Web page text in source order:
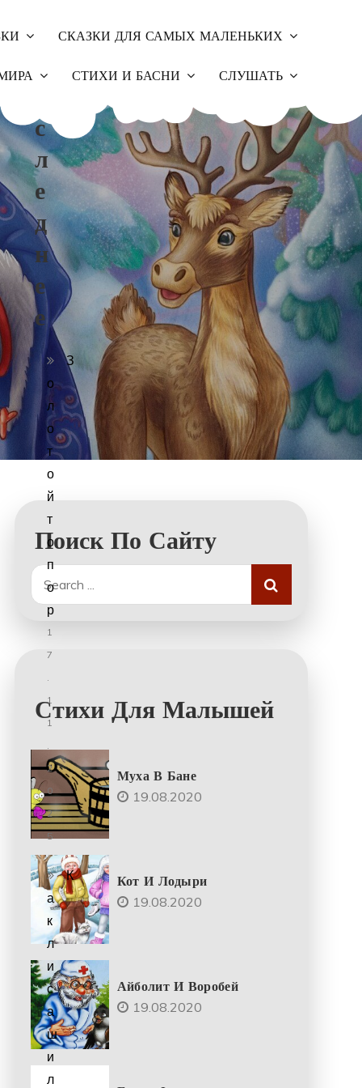
СКАЗКИ ДЛЯ САМЫХ МАЛЕНЬКИХ
СТИХИ И БАСНИ СЛУШАТЬ
Поиск По Сайту
Search
for:
Стихи Для Малышей
Муха В Бане
19.08.2020
Кот И Лодыри
19.08.2020
Айболит И Воробей
19.08.2020
С
Л
Е
Д
Н
Е
Е
З
о
л
о
т
о
й
т
о
п
о
р
1
7
.
1
1
.
2
0
2
5
К
а
к
л
и
с
а
ш
и
л